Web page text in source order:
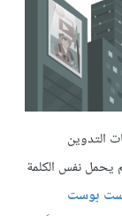
التدوين
نفس الكلمة
بوست